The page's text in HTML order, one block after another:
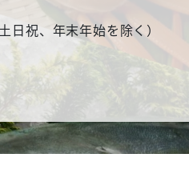
祝、年末年始を除く）